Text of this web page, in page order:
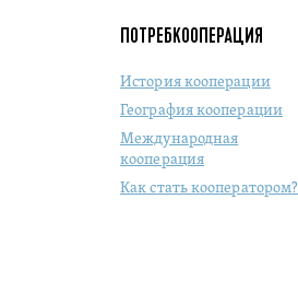
ПОТРЕБКООПЕРАЦИЯ
История кооперации
География кооперации
Международная
кооперация
Как стать кооператором?